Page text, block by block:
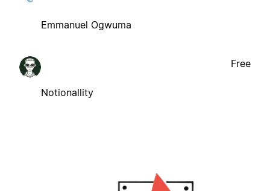
Emmanuel Ogwuma
Notionallity
Free